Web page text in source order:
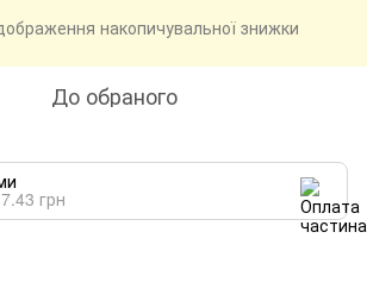
накопичувальної знижки
До обраного
грн